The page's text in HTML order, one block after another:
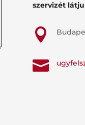
szervizét

